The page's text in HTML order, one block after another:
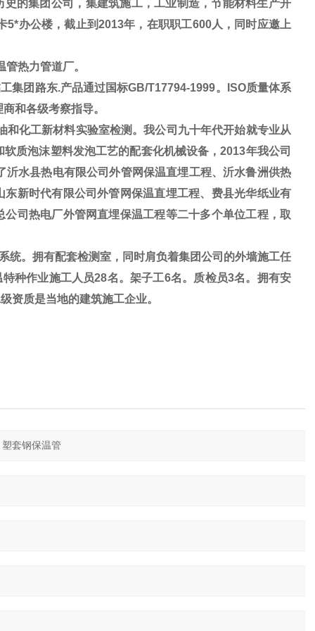
的集团公司，集建筑施工，工业制造，节能材料生产开
办公楼，截止到2013年，在职职工600人，同时应邀上
热力管道厂。
集团路东.产品通过国标GB/T17794-1999。ISO质量体系
和各级考察指导。
化工新材料实验室检测。我公司九十年代开始就专业从
质泡沫塑料发泡工艺的配套化机械设备，2013年我公司
水县热电有限公司外管网保温直埋工程、沂水鲁洲供热
新时代有限公司外管网保温直埋工程、费县光华纸业有
司热电厂外管网直埋保温工程等二十多个单位工程，取
。拥有配套检测室，同时肩负着集团公司的外墙施工任
种作业施工人员28名。架子工6名。质检员3名。拥有安
资质是当地的建筑施工企业。